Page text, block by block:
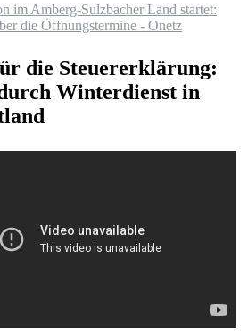
im Amberg-Sulzbacher Land startet:
die Öffnungstermine - Onetz
die Steuererklärung:
Winterdienst in